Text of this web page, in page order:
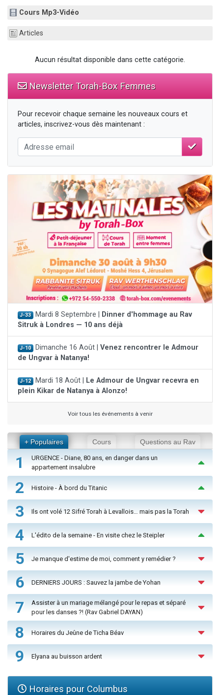
Cours Mp3-Vidéo
Articles
Aucun résultat disponible dans cette catégorie.
Newsletter Torah-Box Femmes
Pour recevoir chaque semaine les nouveaux cours et
articles, inscrivez-vous dès maintenant :
J-33 Mardi 8 Septembre |
Dinner d'hommage au Rav
Sitruk à Londres — 10 ans déjà
J-10 Dimanche 16 Août | Venez rencontrer le Admour
de Ungvar à Natanya!
J-12 Mardi 18 Août |
Le Admour de Ungvar recevra en
plein Kikar de Natanya à Alonzo!
Voir tous les événements à venir
+ Populaires Cours Questions au Rav
1
URGENCE - Diane, 80 ans, en danger dans un
appartement insalubre
2 Histoire - À bord du Titanic
3 Ils ont volé 12 Sifré Torah à Levallois… mais pas la Torah
4 L'édito de la semaine - En visite chez le Steipler
5 Je manque d'estime de moi, comment y remédier ?
6 DERNIERS JOURS : Sauvez la jambe de Yohan
7
Assister à un mariage mélangé pour le repas et séparé
pour les danses ?! (Rav Gabriel DAYAN)
8 Horaires du Jeûne de Ticha Béav
9 Elyana au buisson ardent
Horaires pour Columbus